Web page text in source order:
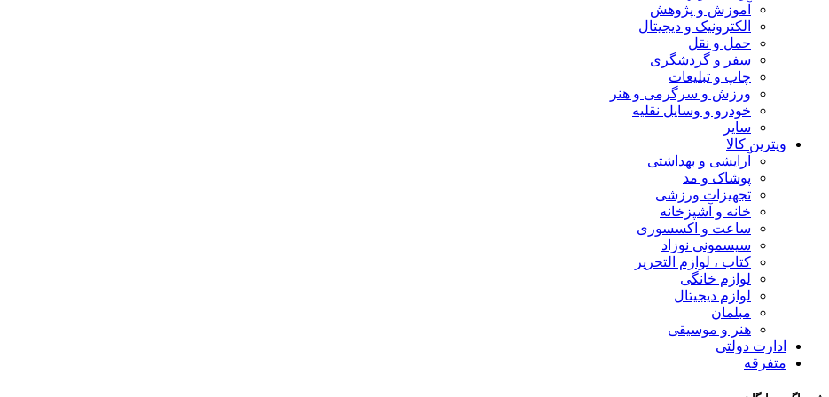
آموزش و پژوهش
الکترونیک و دیجیتال
حمل و نقل
سفر و گردشگری
چاپ و تبلیعات
ورزش و سرگرمی و هنر
خودرو و وسایل نقلیه
سایر
ویترین کالا
آرایشی و بهداشتی
پوشاک و مد
تجهیزات ورزشی
خانه و آشپزخانه
ساعت و اکسسوری
سیسمونی نوزاد
کتاب ، لوازم التحریر
لوازم خانگی
لوازم دیجیتال
مبلمان
هنر و موسیقی
ادارت دولتی
متفرقه